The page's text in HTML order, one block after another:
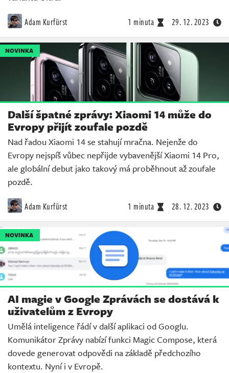
Adam Kurfürst 1 minuta 29. 12. 2023
NOVINKA
Další špatné zprávy: Xiaomi 14 může do
Evropy přijít zoufale pozdě
Nad řadou Xiaomi 14 se stahují mračna. Nejenže do
Evropy nejspíš vůbec nepřijde vybavenější Xiaomi 14 Pro,
ale globální debut jako takový má proběhnout až zoufale
pozdě.
Adam Kurfürst 1 minuta 28. 12. 2023
NOVINKA
AI magie v Google Zprávách se dostává k
uživatelům z Evropy
Umělá inteligence řádí v další aplikaci od Googlu.
Komunikátor Zprávy nabízí funkci Magic Compose, která
dovede generovat odpovědi na základě předchozího
kontextu. Nyní i v Evropě.